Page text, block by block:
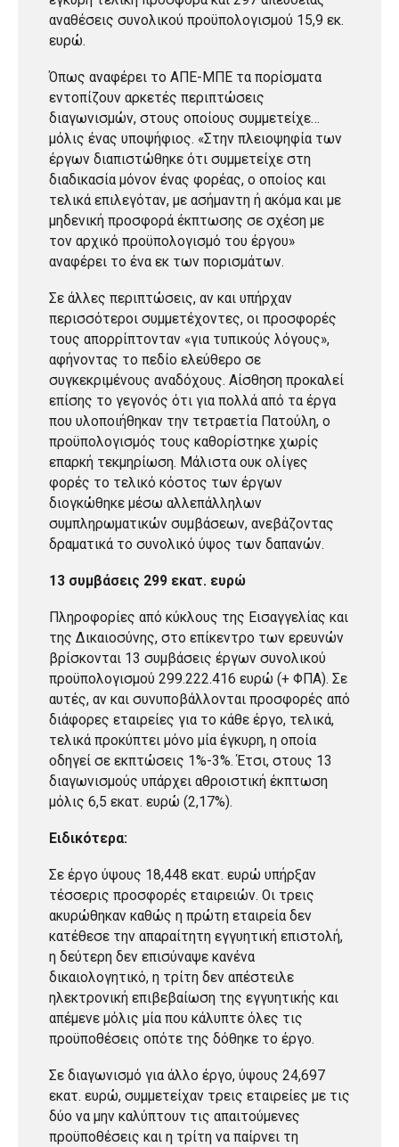
αναθέσεις συνολικού προϋπολογισμού 15,9 εκ.
ευρώ.
Όπως αναφέρει το ΑΠΕ-ΜΠΕ τα πορίσματα
εντοπίζουν αρκετές περιπτώσεις
διαγωνισμών, στους οποίους συμμετείχε…
μόλις ένας υποψήφιος. «Στην πλειοψηφία των
έργων διαπιστώθηκε ότι συμμετείχε στη
διαδικασία μόνον ένας φορέας, ο οποίος και
τελικά επιλεγόταν, με ασήμαντη ή ακόμα και με
μηδενική προσφορά έκπτωσης σε σχέση με
τον αρχικό προϋπολογισμό του έργου»
αναφέρει το ένα εκ των πορισμάτων.
Σε άλλες περιπτώσεις, αν και υπήρχαν
περισσότεροι συμμετέχοντες, οι προσφορές
τους απορρίπτονταν «για τυπικούς λόγους»,
αφήνοντας το πεδίο ελεύθερο σε
συγκεκριμένους αναδόχους. Αίσθηση προκαλεί
επίσης το γεγονός ότι για πολλά από τα έργα
που υλοποιήθηκαν την τετραετία Πατούλη, ο
προϋπολογισμός τους καθορίστηκε χωρίς
επαρκή τεκμηρίωση. Μάλιστα ουκ ολίγες
φορές το τελικό κόστος των έργων
διογκώθηκε μέσω αλλεπάλληλων
συμπληρωματικών συμβάσεων, ανεβάζοντας
δραματικά το συνολικό ύψος των δαπανών.
13 συμβάσεις 299 εκατ. ευρώ
Πληροφορίες από κύκλους της Εισαγγελίας και
της Δικαιοσύνης, στο επίκεντρο των ερευνών
βρίσκονται 13 συμβάσεις έργων συνολικού
προϋπολογισμού 299.222.416 ευρώ (+ ΦΠΑ). Σε
αυτές, αν και συνυποβάλλονται προσφορές από
διάφορες εταιρείες για το κάθε έργο, τελικά,
τελικά προκύπτει μόνο μία έγκυρη, η οποία
οδηγεί σε εκπτώσεις 1%-3%. Έτσι, στους 13
διαγωνισμούς υπάρχει αθροιστική έκπτωση
μόλις 6,5 εκατ. ευρώ (2,17%).
Ειδικότερα:
Σε έργο ύψους 18,448 εκατ. ευρώ υπήρξαν
τέσσερις προσφορές εταιρειών. Οι τρεις
ακυρώθηκαν καθώς η πρώτη εταιρεία δεν
κατέθεσε την απαραίτητη εγγυητική επιστολή,
η δεύτερη δεν επισύναψε κανένα
δικαιολογητικό, η τρίτη δεν απέστειλε
ηλεκτρονική επιβεβαίωση της εγγυητικής και
απέμενε μόλις μία που κάλυπτε όλες τις
προϋποθέσεις οπότε της δόθηκε το έργο.
Σε διαγωνισμό για άλλο έργο, ύψους 24,697
εκατ. ευρώ, συμμετείχαν τρεις εταιρείες με τις
δύο να μην καλύπτουν τις απαιτούμενες
προϋποθέσεις και η τρίτη να παίρνει τη